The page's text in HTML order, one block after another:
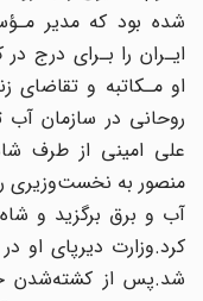
شده بود که مدیر
او مـکاتبه و تقاضای‌
روحانی در سازمان آب
علی امینی از طرف
منصور به‌ نخست‌وزیری
کرد.وزارت دیرپای‌ او‌
شد.پس از کشته‌شدن